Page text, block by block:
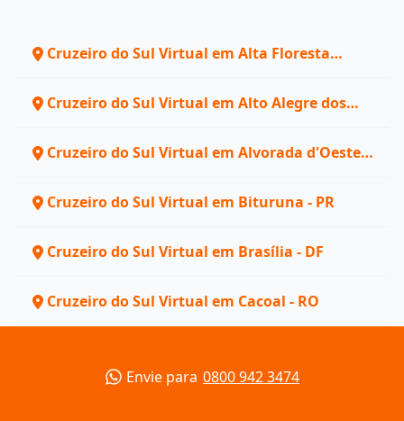
Cruzeiro do Sul Virtual em Alta Floresta
Cruzeiro do Sul Virtual em Alto Alegre dos
Cruzeiro do Sul Virtual em Alvorada d'Oeste -
Cruzeiro do Sul Virtual em Bituruna - PR
Cruzeiro do Sul Virtual em Brasília - DF
Cruzeiro do Sul Virtual em Cacoal - RO
Envie para 0800 942 3474